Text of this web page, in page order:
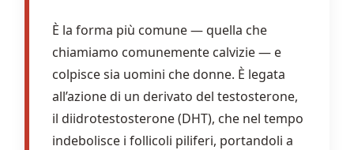
È la forma più comune — quella che
chiamiamo comunemente calvizie — e
colpisce sia uomini che donne. È legata
all’azione di un derivato del testosterone,
il diidrotestosterone (DHT), che nel tempo
indebolisce i follicoli piliferi, portandoli a